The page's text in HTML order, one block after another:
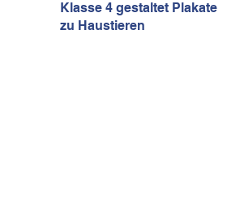
Klasse 4 gestaltet Plakate
zu Haustieren